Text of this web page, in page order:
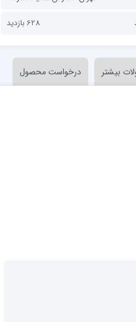
628 بازدید
بیشتر درخواست محصول